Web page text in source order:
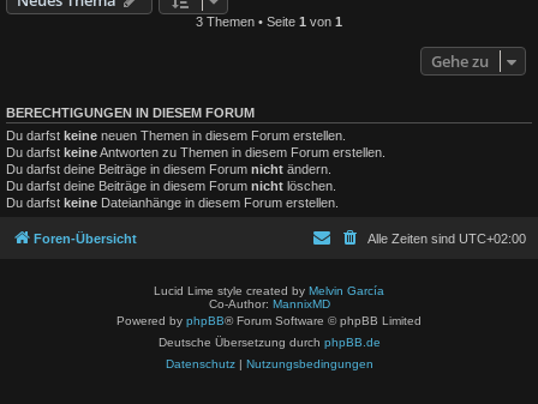
3 Themen • Seite 1 von 1
Gehe zu
BERECHTIGUNGEN IN DIESEM FORUM
Du darfst keine neuen Themen in diesem Forum erstellen.
Du darfst keineAntworten zu Themen in diesem Forum erstellen.
Du darfst deine Beiträge in diesem Forum nicht ändern.
Du darfst deine Beiträge in diesem Forum nicht löschen.
Du darfst keine Dateianhänge in diesem Forum erstellen.
Foren-Übersicht Alle Zeiten sind UTC+02:00
Lucid Lime style created by Melvin García
Co-Author: MannixMD
Powered by phpBB® Forum Software © phpBB Limited
Deutsche Übersetzung durch phpBB.de
Datenschutz| Nutzungsbedingungen